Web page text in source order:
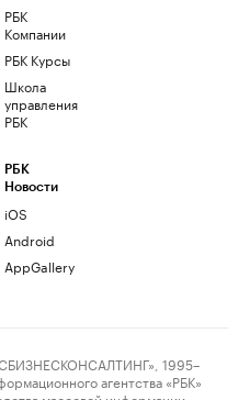
РБК
Компании
РБК Курсы
Школа
управления
РБК
РБК
Новости
iOS
Android
AppGallery
1995–
агентства «РБК»